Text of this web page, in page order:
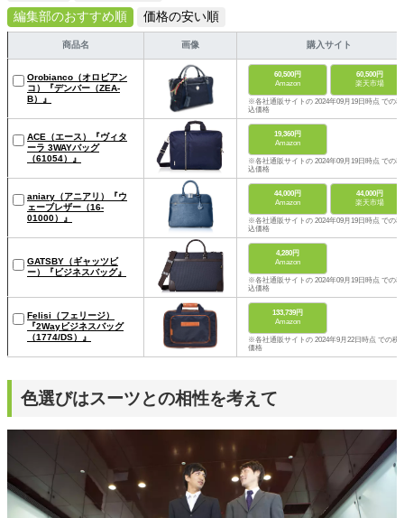
編集部のおすすめ順
価格の安い順
商品名 画像 購入サイト
Orobianco（オロビアン
コ）『デンバー（ZEA-
B）』
60,500円
Amazon
60,500円
楽天市場
※各社通販サイトの 2024年09月19日時点 での税
込価格
ACE（エース）『ヴィタ
ーラ 3WAYバッグ
（61054）』
19,360円
Amazon
※各社通販サイトの 2024年09月19日時点 での税
込価格
aniary（アニアリ）『ウ
ェーブレザー（16-
01000）』
44,000円
Amazon
44,000円
楽天市場
※各社通販サイトの 2024年09月19日時点 での税
込価格
GATSBY（ギャッツビ
ー）『ビジネスバッグ』
4,280円
Amazon
※各社通販サイトの 2024年09月19日時点 での税
込価格
Felisi（フェリージ）
『2Wayビジネスバッグ
（1774/DS）』
133,739円
Amazon
※各社通販サイトの 2024年9月22日時点 での税
価格
色選びはスーツとの相性を考えて